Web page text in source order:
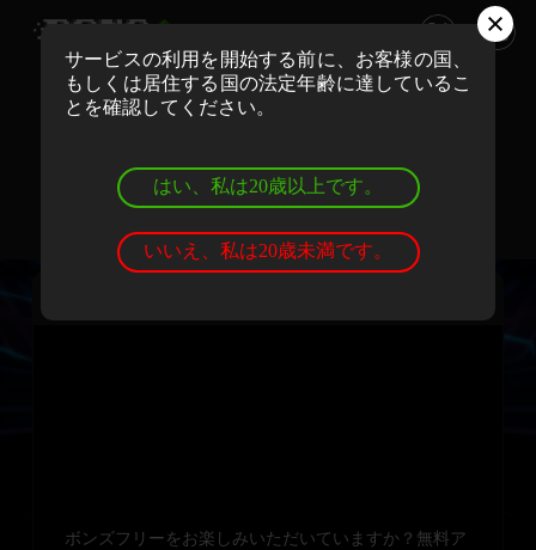
ボンズカジノでリアルマネーでプレイ
ボンズカジノでデモゲームを遊ぼう
登録 ログイン
サービスの利用を開始する前に、お客様の国、
もしくは居住する国の法定年齢に達しているこ
とを確認してください。
はい、私は20歳以上です。
いいえ、私は20歳未満です。
ボンズフリーをお楽しみいただいていますか？無料ア